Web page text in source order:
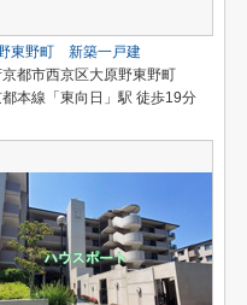
東野町 新築一戸建
都市西京区大原野東野町
都本線「東向日」駅 徒歩19分